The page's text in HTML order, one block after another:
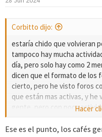
:
Corbitto dijo:
estaría chido que volvieran
tampoco hay mucha
día, pero solo hay como 2
dicen que el formato de los
cierto, pero he visto foros
que están mas activas, y he
gente, pero con poca
cuenta de X, una pagina o
Hacer
Ese es el punto, los cafés